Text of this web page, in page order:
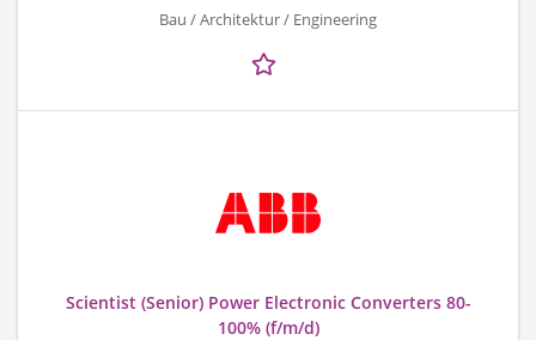
Bau / Architektur / Engineering
Scientist (Senior) Power Electronic Converters 80-
100% (f/m/d)